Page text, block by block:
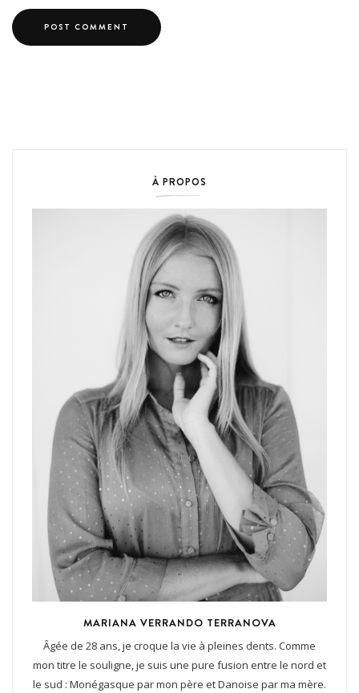
À PROPOS
MARIANA VERRANDO TERRANOVA
Âgée de 28 ans, je croque la vie à pleines dents. Comme
mon titre le souligne, je suis une pure fusion entre le nord et
le sud : Monégasque par mon père et Danoise par ma mère.